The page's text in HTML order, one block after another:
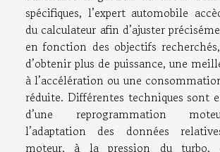
spécifiques, l’expert automobile
du calculateur afin d’ajuster
en fonction des objectifs recherchés,
d’obtenir plus de puissance, une
à l’accélération ou une
réduite. Différentes techniques sont
d’une reprogrammation
l’adaptation des données
moteur, à la pression du turbo,